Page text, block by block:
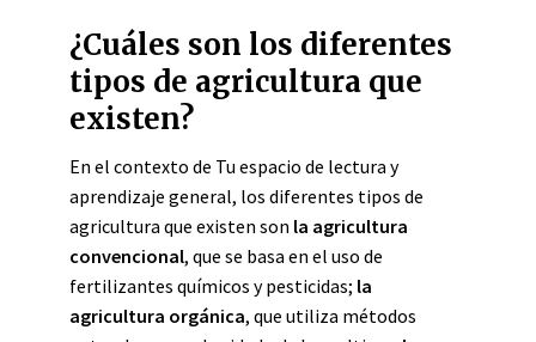
¿Cuáles son los diferentes
tipos de agricultura que
existen?
En el contexto de Tu espacio de lectura y
aprendizaje general, los diferentes tipos de
agricultura que existen son la agricultura
convencional, que se basa en el uso de
fertilizantes químicos y pesticidas; la
agricultura orgánica, que utiliza métodos